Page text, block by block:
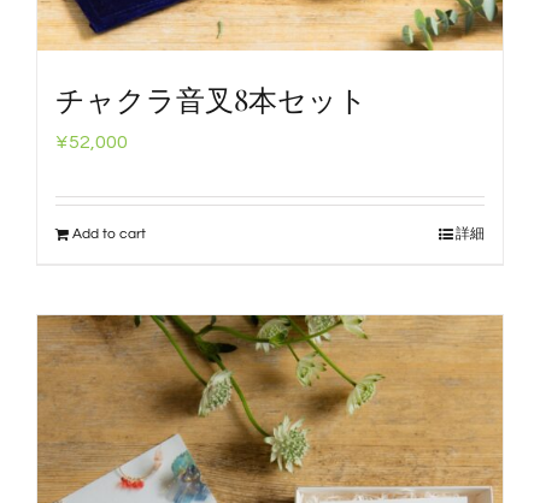
チャクラ音叉8本セット
¥52,000
Add to cart 詳細